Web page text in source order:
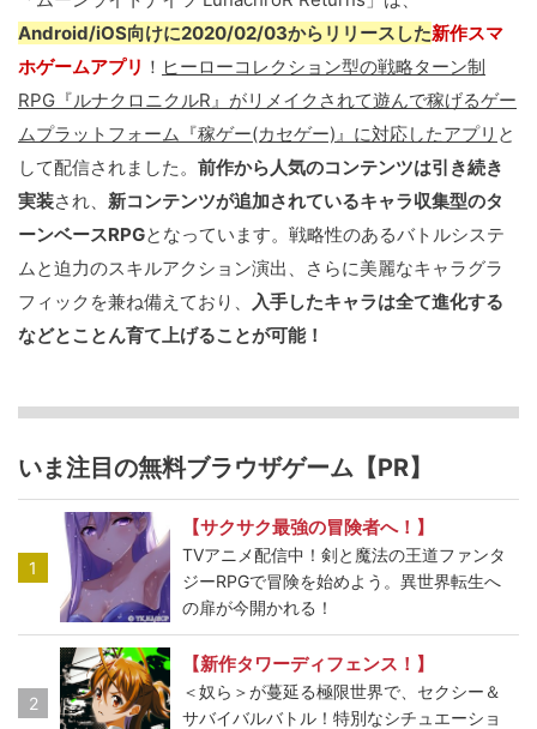
Android/iOS向けに2020/02/03からリリースした新作スマ
ホゲームアプリ ！ ヒーローコレクション型の戦略ターン制
RPG『ルナクロニクルR』がリメイクされて遊んで稼げるゲー
ムプラットフォーム『稼ゲー(カセゲー)』に対応したアプリ と
して配信されました。 前作から人気のコンテンツは引き続き
実装され、 新コンテンツが追加されているキャラ収集型のタ
ーンベースRPGとなっています。戦略性のあるバトルシステ
ムと迫力のスキルアクション演出、さらに美麗なキャラグラ
フィックを兼ね備えており、 入手したキャラは全て進化する
などとことん育て上げることが可能！
いま注目の無料ブラウザゲーム【PR】
1
【サクサク最強の冒険者へ！】
TVアニメ配信中！剣と魔法の王道ファンタ
ジーRPGで冒険を始めよう。異世界転生へ
の扉が今開かれる！
2
【新作タワーディフェンス！】
＜奴ら＞が蔓延る極限世界で、セクシー＆
サバイバルバトル！特別なシチュエーショ